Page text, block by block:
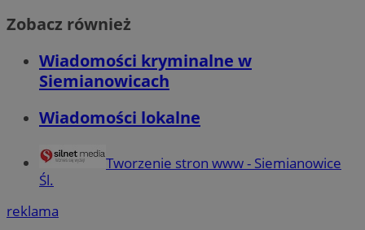
Zobacz również
Wiadomości kryminalne w
Siemianowicach
Wiadomości lokalne
Tworzenie stron www - Siemianowice
Śl.
reklama